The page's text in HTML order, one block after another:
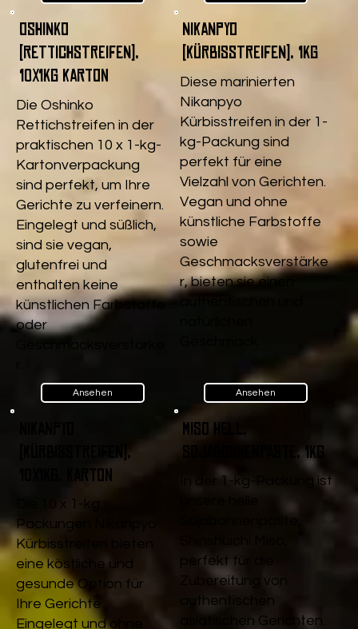
Oshinko
(Rettichstreifen),
10x1kg Karton
Die Oshinko
Rettichstreifen in der
praktischen 10 x 1-kg-
Kartonverpackung
sind perfekt, um Ihre
Gerichte zu verfeinern.
Eingelegt und süßlich,
sind sie vegan,
glutenfrei und
enthalten keine
künstlichen Farbstoffe
oder
Ansehen
Nikanpyo
(Kürbisstreifen), 1kg
Diese marinierten
Nikanpyo
Kürbisstreifen in der 1-
kg-Packung sind
perfekt für eine
Vielzahl von Gerichten.
Vegan und ohne
künstliche Farbstoffe
sowie
Geschmacksverstärke
r, bieten sie einen
Ansehen
(Kürbisstreifen),
10x1kg, Karton
Die 10 x 1-kg
Packungen Nikanpyo
Kürbisstreifen bieten
eine köstliche und
gesunde Option für
Ihre Gerichte.
Eingelegt und ohne
Miso Hell,
Sojabohnenpaste, 1kg
In der 1-kg-Packung ist
perfekt für die
Zubereitung von
authentischen
asiatischen Gerichten.